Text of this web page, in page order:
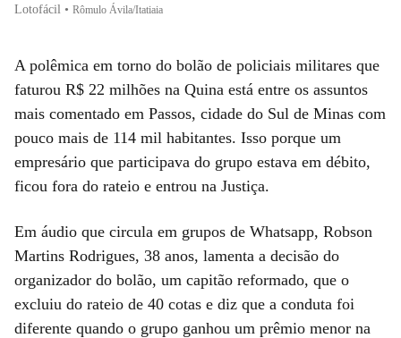
Lotofácil • Rômulo Ávila/Itatiaia
A polêmica em torno do bolão de policiais militares que
faturou R$ 22 milhões na Quina está entre os assuntos
mais comentado em Passos, cidade do Sul de Minas com
pouco mais de 114 mil habitantes. Isso porque um
empresário que participava do grupo estava em débito,
ficou fora do rateio e entrou na Justiça.
Em áudio que circula em grupos de Whatsapp, Robson
Martins Rodrigues, 38 anos, lamenta a decisão do
organizador do bolão, um capitão reformado, que o
excluiu do rateio de 40 cotas e diz que a conduta foi
diferente quando o grupo ganhou um prêmio menor na